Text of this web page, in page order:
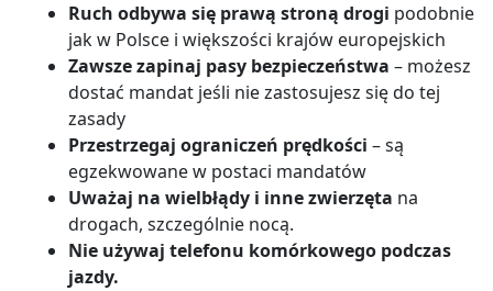
Ruch odbywa się prawą stroną drogi podobnie
jak w Polsce i większości krajów europejskich
Zawsze zapinaj pasy bezpieczeństwa – możesz
dostać mandat jeśli nie zastosujesz się do tej
zasady
Przestrzegaj ograniczeń prędkości – są
egzekwowane w postaci mandatów
Uważaj na wielbłądy i inne zwierzęta na
drogach, szczególnie nocą.
Nie używaj telefonu komórkowego podczas
jazdy.